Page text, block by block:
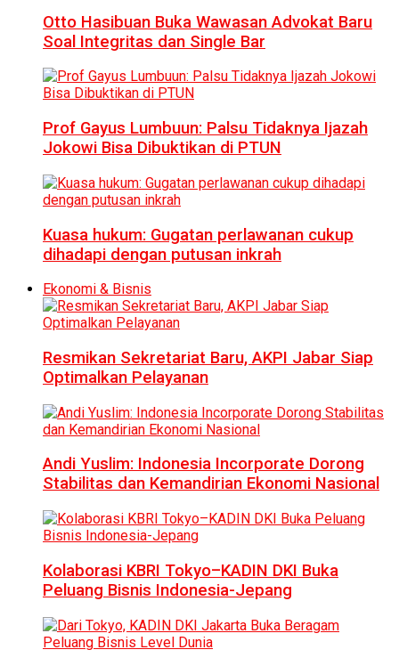
Otto Hasibuan Buka Wawasan Advokat Baru
Soal Integritas dan Single Bar
Prof Gayus Lumbuun: Palsu Tidaknya Ijazah
Jokowi Bisa Dibuktikan di PTUN
Kuasa hukum: Gugatan perlawanan cukup
dihadapi dengan putusan inkrah
Ekonomi & Bisnis
Resmikan Sekretariat Baru, AKPI Jabar Siap
Optimalkan Pelayanan
Andi Yuslim: Indonesia Incorporate Dorong
Stabilitas dan Kemandirian Ekonomi Nasional
Kolaborasi KBRI Tokyo–KADIN DKI Buka
Peluang Bisnis Indonesia-Jepang